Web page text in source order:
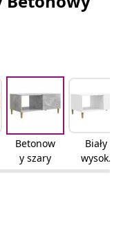
Betonow
y szary
Biały
wysoki
połysk